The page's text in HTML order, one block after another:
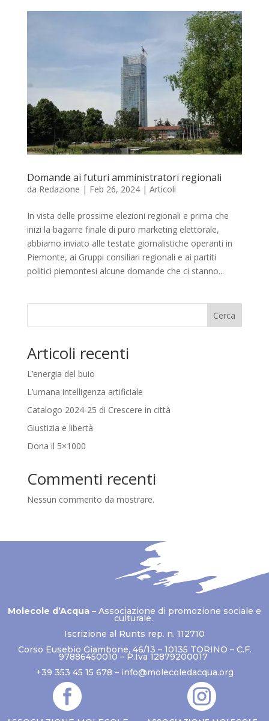
Domande ai futuri amministratori regionali
da Redazione | Feb 26, 2024| Articoli
In vista delle prossime elezioni regionali e prima che
inizi la bagarre finale di puro marketing elettorale,
abbiamo inviato alle testate giornalistiche operanti in
Piemonte, ai Gruppi consiliari regionali e ai partiti
politici piemontesi alcune domande che ci stanno...
Cerca
Articoli recenti
L’energia del buio
L’umana intelligenza artificiale
Catalogo 2024-25 di Crescere in città
Giustizia e libertà
Dona il 5×1000
Commenti recenti
Nessun commento da mostrare.
Molecole d’Acqua – Associazione di promozione sociale e
culturale.
Iscrizione al Runts rep. n. 112710
Corso Eusebio Giambone, 46/13 – 10135 TORINO – C.F.
97886450010 – P.Iva 12879200017
+39 353 45 15 678 – info@molecoledacqua.org
 